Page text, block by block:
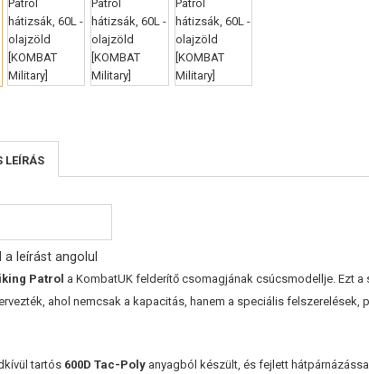
LEÍRÁS
a leírást angolul
Patrol a KombatUK felderítő csomagjának csúcsmodellje. Ezt
ahol nemcsak a kapacitás, hanem a speciális
tartós 600D Tac-Poly anyagból készült, és fejlett